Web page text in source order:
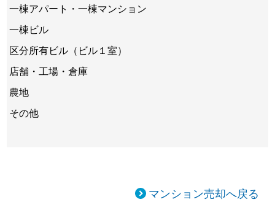
一棟アパート・一棟マンション
一棟ビル
区分所有ビル（ビル１室）
店舗・工場・倉庫
農地
その他
マンション売却へ戻る